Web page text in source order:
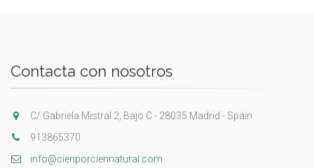
Contacta con nosotros
C/ Gabriela Mistral 2, Bajo C - 28035 Madrid - Spain
913865370
info@cienporciennatural.com